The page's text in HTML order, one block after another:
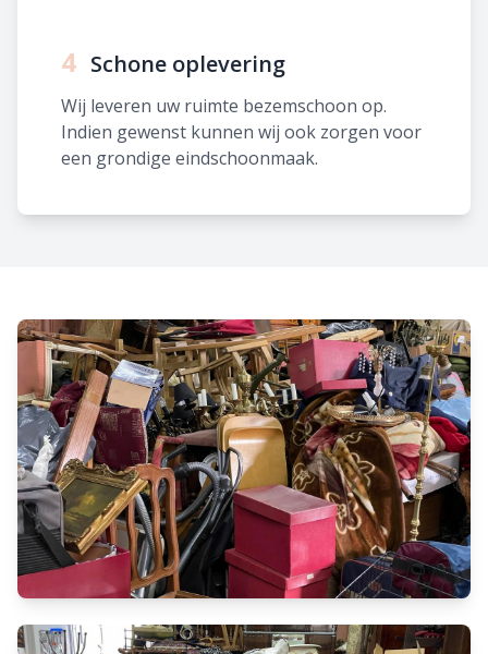
4 Schone oplevering
Wij leveren uw ruimte bezemschoon op.
Indien gewenst kunnen wij ook zorgen voor
een grondige eindschoonmaak.